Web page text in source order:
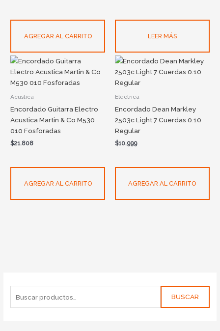
BUSCAR
AGREGAR AL CARRITO LEER MÁS
Acustica
Encordado Guitarra Electro
Acustica Martin & Co M530
010 Fosforadas
$21.808
AGREGAR AL CARRITO
Electrica
Encordado Dean Markley
2503c Light 7 Cuerdas 0.10
Regular
$10.999
AGREGAR AL CARRITO